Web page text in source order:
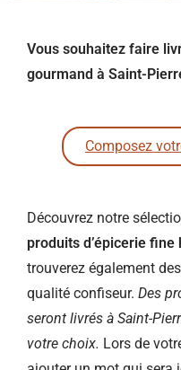
Vous souhaitez faire
gourmand à Saint-
Composez
Découvrez notre
produits d’épicerie
trouverez également
qualité confiseur. Des
seront livrés à Saint-
votre choix. Lors de